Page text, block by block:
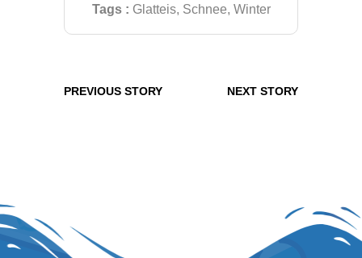
Tags : Glatteis, Schnee, Winter
PREVIOUS STORY NEXT STORY